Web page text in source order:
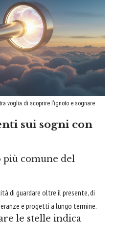
voglia di scoprire l’ignoto e sognare
sui sogni con
più comune del
di guardare oltre il presente, di
e progetti a lungo termine.
le stelle indica